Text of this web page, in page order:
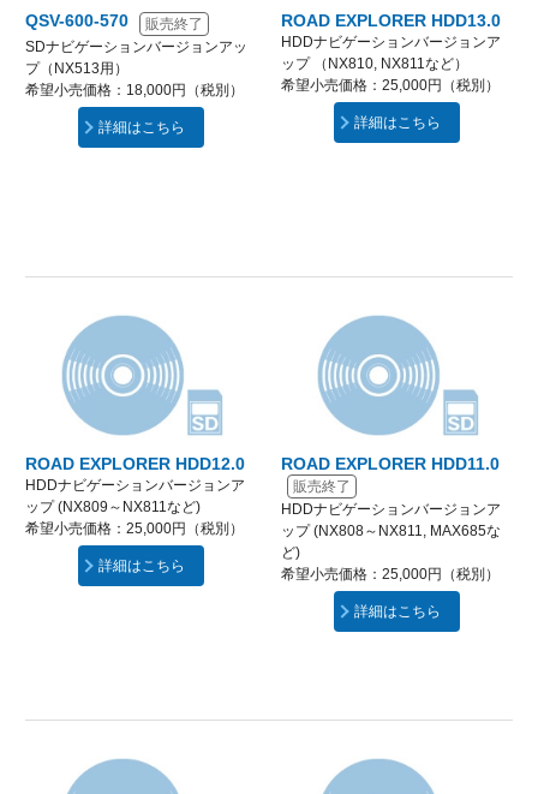
QSV-600-570
販売終了
SDナビゲーションバージョンアッ
プ（NX513用）
希望小売価格：18,000円（税別）
詳細はこちら
ROAD EXPLORER HDD13.0
HDDナビゲーションバージョンア
ップ （NX810, NX811など）
希望小売価格：25,000円（税別）
詳細はこちら
ROAD EXPLORER HDD12.0
HDDナビゲーションバージョンア
ップ (NX809～NX811など)
希望小売価格：25,000円（税別）
詳細はこちら
ROAD EXPLORER HDD11.0
販売終了
HDDナビゲーションバージョンア
ップ (NX808～NX811, MAX685な
ど)
希望小売価格：25,000円（税別）
詳細はこちら